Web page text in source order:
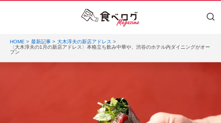
HOME 最新記事
大木淳夫の新店アドレス
〈大木淳夫の1月の新店アドレス〉本格立ち飲み中華や、渋谷のホテル内ダイニングがオー
プン